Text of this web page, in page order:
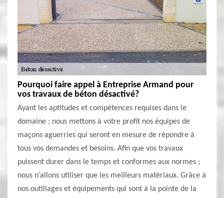
Pourquoi faire appel à Entreprise Armand pour
vos travaux de béton désactivé?
Ayant les aptitudes et compétences requises dans le
domaine ; nous mettons à votre profit nos équipes de
maçons aguerries qui seront en mesure de répondre à
tous vos demandes et besoins. Afin que vos travaux
puissent durer dans le temps et conformes aux normes ;
nous n’allons utiliser que les meilleurs matériaux. Grâce à
nos outillages et équipements qui sont à la pointe de la